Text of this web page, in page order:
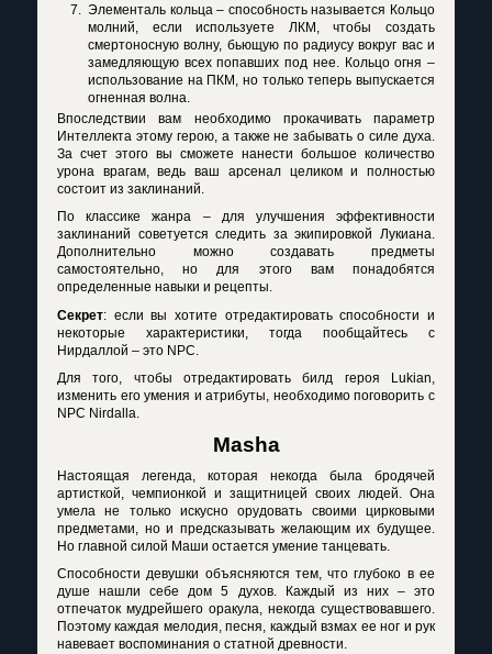
Элементаль кольца – способность называется Кольцо
молний, если используете ЛКМ, чтобы создать
смертоносную волну, бьющую по радиусу вокруг вас и
замедляющую всех попавших под нее. Кольцо огня –
использование на ПКМ, но только теперь выпускается
огненная волна.
Впоследствии вам необходимо прокачивать параметр
Интеллекта этому герою, а также не забывать о силе духа.
За счет этого вы сможете нанести большое количество
урона врагам, ведь ваш арсенал целиком и полностью
состоит из заклинаний.
По классике жанра – для улучшения эффективности
заклинаний советуется следить за экипировкой Лукиана.
Дополнительно можно создавать предметы
самостоятельно, но для этого вам понадобятся
определенные навыки и рецепты.
Секрет: если вы хотите отредактировать способности и
некоторые характеристики, тогда пообщайтесь с
Нирдаллой – это NPC
Для того, чтобы отредактировать билд героя Lukian,
изменить его умения и атрибуты, необходимо поговорить с
NPC Nirdalla.
Masha
Настоящая легенда, которая некогда была бродячей
артисткой, чемпионкой и защитницей своих людей. Она
умела не только искусно орудовать своими цирковыми
предметами, но и предсказывать желающим их будущее.
Но главной силой Маши остается умение танцевать.
Способности девушки объясняются тем, что глубоко в ее
душе нашли себе дом 5 духов. Каждый из них – это
отпечаток мудрейшего оракула, некогда существовавшего.
Поэтому каждая мелодия, песня, каждый взмах ее ног и рук
навевает воспоминания о статной древности.